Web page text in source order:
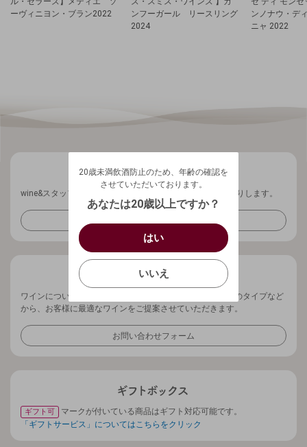
ーヴィニヨン・ブラン2022
ンフーガール リースリング
2024
ンノナウ・デ
ニャ 2022
wine&スタッフから、ワインに関する最新情報を週1回お送りします。
ワインについてお気軽にご相談ください。ご予算、ワインのタイプなど
から、お客様に最適なワインをご提案させていただきます。
お問い合わせフォーム
ギフト可
マークが付いている商品はギフト対応可能です。
「ギフトサービス」についてはこちらをクリック
20歳未満飲酒防止のため、年齢の確認を
させていただいております。
あなたは20歳以上ですか？
はい
いいえ
生年月日を入力してください。
西暦
/
確認する
ログアウトします。よろしいですか？
いいえ